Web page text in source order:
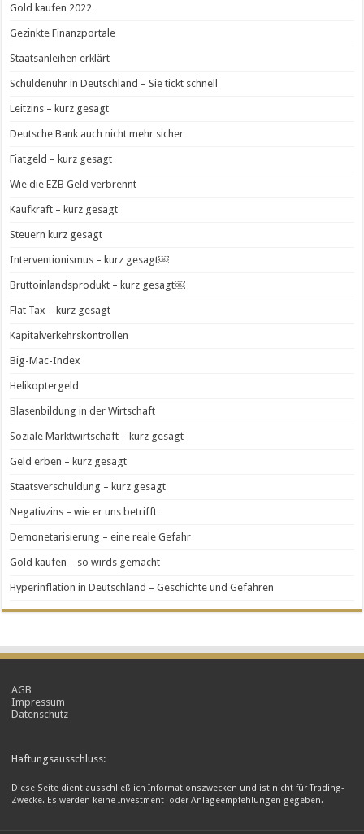
Gold kaufen 2022
Gezinkte Finanzportale
Staatsanleihen erklärt
Schuldenuhr in Deutschland – Sie tickt schnell
Leitzins – kurz gesagt
Deutsche Bank auch nicht mehr sicher
Fiatgeld – kurz gesagt
Wie die EZB Geld verbrennt
Kaufkraft – kurz gesagt
Steuern kurz gesagt
Interventionismus – kurz gesagt￼
Bruttoinlandsprodukt – kurz gesagt￼
Flat Tax – kurz gesagt
Kapitalverkehrskontrollen
Big-Mac-Index
Helikoptergeld
Blasenbildung in der Wirtschaft
Soziale Marktwirtschaft – kurz gesagt
Geld erben – kurz gesagt
Staatsverschuldung – kurz gesagt
Negativzins – wie er uns betrifft
Demonetarisierung – eine reale Gefahr
Gold kaufen – so wirds gemacht
Hyperinflation in Deutschland – Geschichte und Gefahren
AGB
Impressum
Datenschutz
Haftungsausschluss:
Diese Seite dient ausschließlich Informationszwecken und ist nicht für Trading-
Zwecke. Es werden keine Investment- oder Anlageempfehlungen gegeben.